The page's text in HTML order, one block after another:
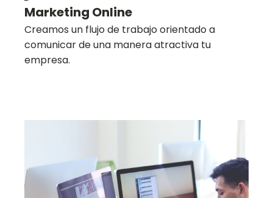
Marketing Online
Creamos un flujo de trabajo orientado a
comunicar de una manera atractiva tu
empresa.